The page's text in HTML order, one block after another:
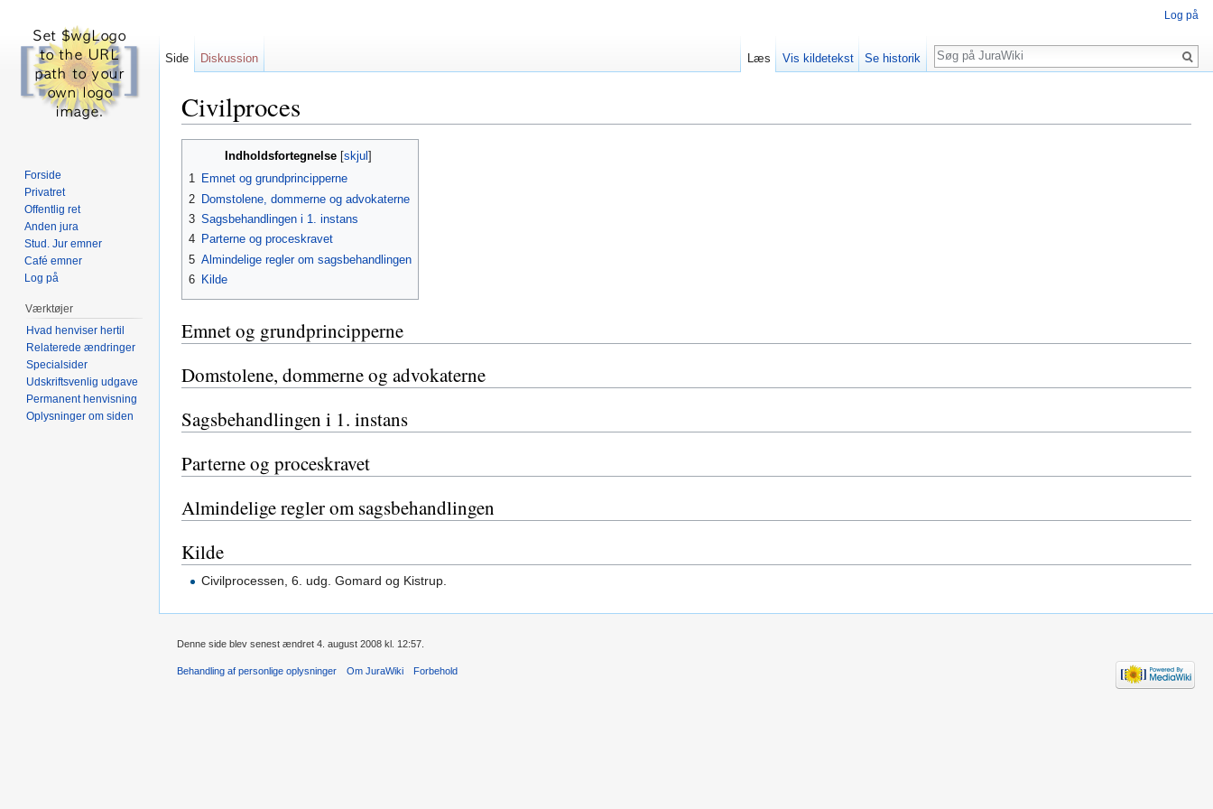
Civilproces
Indholdsfortegnelse skjul
1 Emnet og grundprincipperne
2 Domstolene, dommerne og advokaterne
3 Sagsbehandlingen i 1. instans
4 Parterne og proceskravet
5 Almindelige regler om sagsbehandlingen
6 Kilde
Emnet og grundprincipperne
Domstolene, dommerne og advokaterne
Sagsbehandlingen i 1. instans
Parterne og proceskravet
Almindelige regler om sagsbehandlingen
Kilde
Civilprocessen, 6. udg. Gomard og Kistrup.
Log på
Side Diskussion Læs Vis kildetekst Se historik
Søg
Forside
Privatret
Offentlig ret
Anden jura
Stud. Jur emner
Café emner
Log på
Værktøjer
Hvad henviser hertil
Relaterede ændringer
Specialsider
Udskriftsvenlig udgave
Permanent henvisning
Oplysninger om siden
Denne side blev senest ændret 4. august 2008 kl. 12:57.
Behandling af personlige oplysninger Om JuraWiki Forbehold